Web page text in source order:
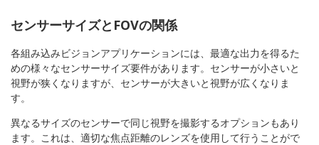
センサーサイズとFOVの関係
各組み込みビジョンアプリケーションには、最適な出力を得るた
めの様々なセンサーサイズ要件があります。センサーが小さいと
視野が狭くなりますが、センサーが大きいと視野が広くなりま
す。
異なるサイズのセンサーで同じ視野を撮影するオプションもあり
ます。これは、適切な焦点距離のレンズを使用して行うことがで